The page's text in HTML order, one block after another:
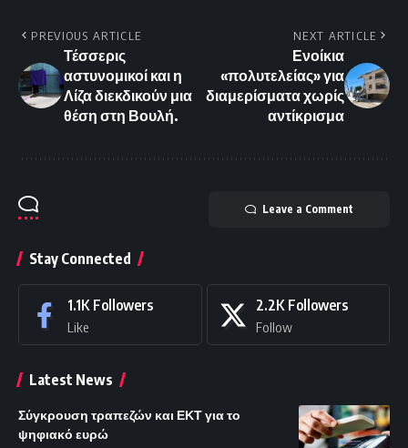
PREVIOUS ARTICLE
Τέσσερις
αστυνομικοί και η
Λίζα διεκδικούν μια
θέση στη Βουλή.
NEXT ARTICLE
Ενοίκια
«πολυτελείας» για
διαμερίσματα χωρίς
αντίκρισμα
Leave a Comment
Stay Connected
1.1K Followers
Like
2.2K Followers
Follow
Latest News
Σύγκρουση τραπεζών και ΕΚΤ για το
ψηφιακό ευρώ